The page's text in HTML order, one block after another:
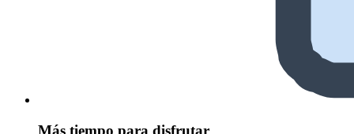
Más tiempo para disfrutar